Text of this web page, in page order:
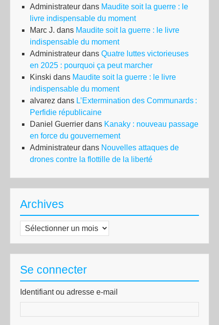
Administrateur dans Maudite soit la guerre : le
livre indispensable du moment
Marc J. dans Maudite soit la guerre : le livre
indispensable du moment
Administrateur dans Quatre luttes victorieuses
en 2025 : pourquoi ça peut marcher
Kinski dans Maudite soit la guerre : le livre
indispensable du moment
alvarez dans L’Extermination des Communards :
Perfidie républicaine
Daniel Guerrier dans Kanaky : nouveau passage
en force du gouvernement
Administrateur dans Nouvelles attaques de
drones contre la flottille de la liberté
Archives
Archives
Se connecter
Identifiant ou adresse e-mail